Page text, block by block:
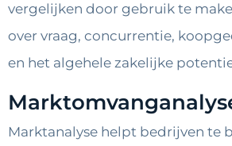
vergelijken door gebruik te
over vraag, concurrentie,
en het algehele zakelijke
Marktanalyse helpt bedrijven te